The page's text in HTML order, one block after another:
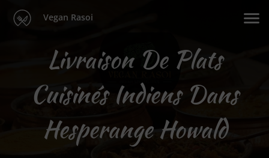
Vegan Rasoi
Livraison De Plats
Cuisinés Indiens Dans
Hesperange Howald